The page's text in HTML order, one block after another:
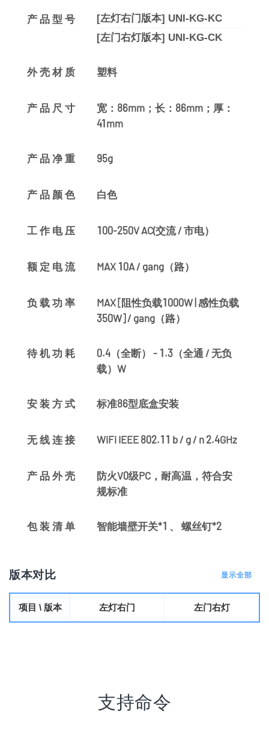
产品型号
[左灯右门版本] UNI-KG-KC
[左门右灯版本] UNI-KG-CK
外壳材质 塑料
产品尺寸
宽：86mm；长：86mm；厚：
41mm
产品净重 95g
产品颜色 白色
工作电压 100-250V AC(交流 / 市电）
额定电流 MAX 10A / gang（路）
负载功率
MAX [阻性负载1000W | 感性负载
350W] / gang（路）
待机功耗
0.4（全断） - 1.3（全通 / 无负
载）W
安装方式 标准86型底盒安装
无线连接 WiFi IEEE 802.11 b / g / n 2.4GHz
产品外壳
防火V0级PC，耐高温，符合安
规标准
包装清单 智能墙壁开关*1 、 螺丝钉*2
版本对比 显示全部
项目 \ 版本 左灯右门 左门右灯
支持命令